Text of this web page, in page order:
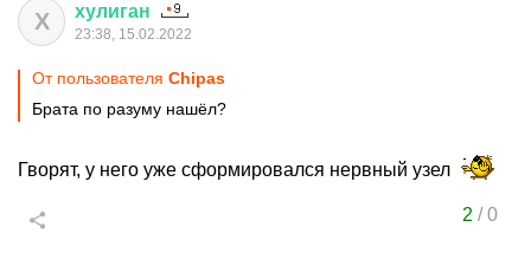
Х хулиган
23:38, 15.02.2022
От пользователя Chipas
Брата по разуму нашёл?
Гворят, у него уже сформировался нервный узел
2 /0